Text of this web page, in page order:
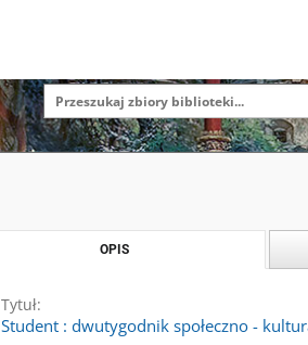
OPIS
Tytuł:
Student : dwutygodnik społeczno -